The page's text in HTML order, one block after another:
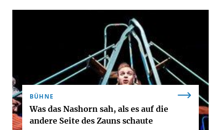
BÜHNE
Was das Nashorn sah, als es auf die
andere Seite des Zauns schaute